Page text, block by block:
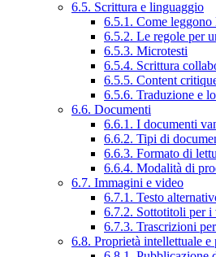
6.5. Scrittura e linguaggio
6.5.1. Come leggono
6.5.2. Le regole per
6.5.3. Microtesti
6.5.4. Scrittura
6.5.5. Content
6.5.6. Traduzione e
6.6. Documenti
6.6.1. I documenti
6.6.2. Tipi di
6.6.3. Formato di
6.6.4. Modalità di
6.7. Immagini e video
6.7.1. Testo
6.7.2. Sottotitoli per i
6.7.3. Trascrizioni
6.8. Proprietà intellettuale e